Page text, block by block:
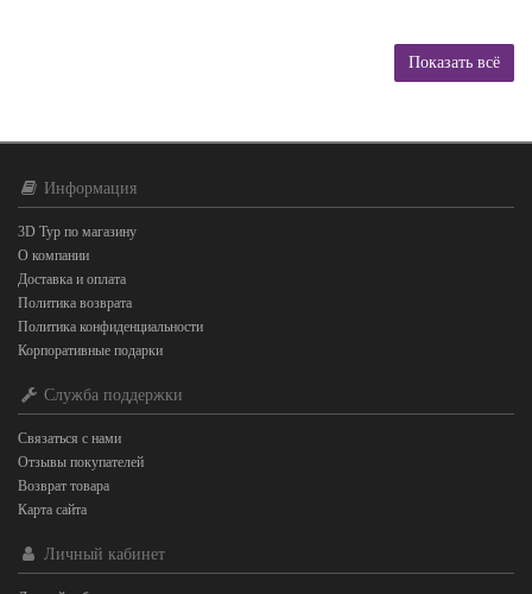
Показать всё
Информация
3D Тур по магазину
О компании
Доставка и оплата
Политика возврата
Политика конфиденциальности
Корпоративные подарки
Служба поддержки
Связаться с нами
Отзывы покупателей
Возврат товара
Карта сайта
Личный кабинет